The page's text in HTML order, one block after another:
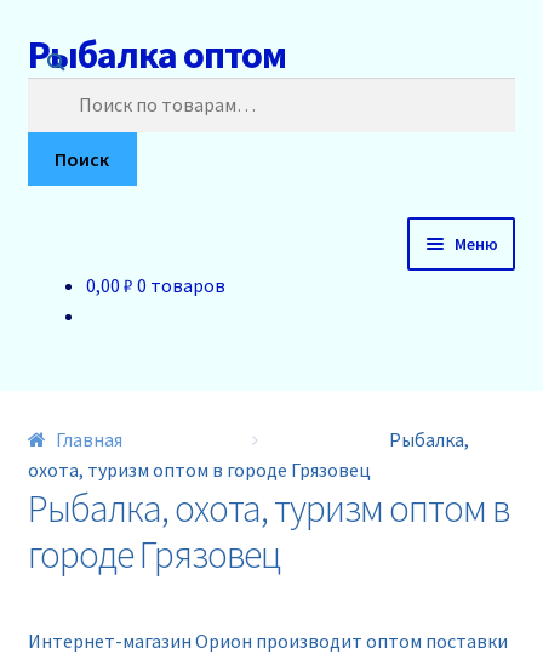
Перейти
к
навигации
Перейти
к
содержимому
Рыбалка оптом
Поиск
Меню
Доставка и оплата
Акции
Новинки
0,00 ₽ 0 товаров
Главная
Рыбалка,
охота, туризм оптом в городе Грязовец
Рыбалка, охота, туризм оптом в
городе Грязовец
Интернет-магазин Орион производит оптом поставки